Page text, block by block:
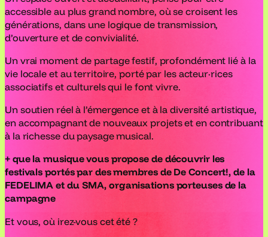
accessible au plus grand nombre, où se croisent les
générations, dans une logique de transmission,
d’ouverture et de convivialité.
Un vrai moment de partage festif, profondément lié à la
vie locale et au territoire, porté par les acteur·rices
associatifs et culturels qui le font vivre.
Un soutien réel à l’émergence et à la diversité artistique,
en accompagnant de nouveaux projets et en contribuant
à la richesse du paysage musical.
+ que la musique vous propose de découvrir les
festivals portés par des membres de De Concert!, de la
FEDELIMA et du SMA, organisations porteuses de la
campagne
Et vous, où irez-vous cet été ?